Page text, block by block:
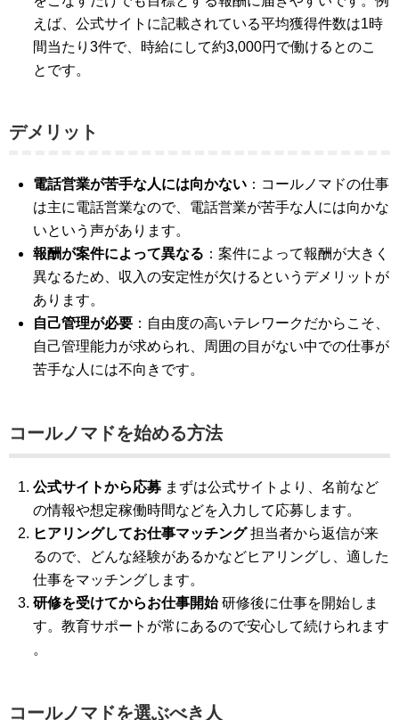
えば、公式サイトに記載されている平均獲得件数は1時
間当たり3件で、時給にして約3,000円で働けるとのこ
とです​​。
デメリット
電話営業が苦手な人には向かない ：コールノマドの仕事
は主に電話営業なので、電話営業が苦手な人には向かな
いという声があります​​​​。
報酬が案件によって異なる ：案件によって報酬が大きく
異なるため、収入の安定性が欠けるというデメリットが
あります​​。
自己管理が必要 ：自由度の高いテレワークだからこそ、
自己管理能力が求められ、周囲の目がない中での仕事が
苦手な人には不向きです​​。
コールノマドを始める方法
公式サイトから応募 まずは公式サイトより、名前など
の情報や想定稼働時間などを入力して応募します​​。
ヒアリングしてお仕事マッチング担当者から返信が来
るので、どんな経験があるかなどヒアリングし、適した
仕事をマッチングします​​。
研修を受けてからお仕事開始研修後に仕事を開始しま
す。教育サポートが常にあるので安心して続けられます​​
。
コールノマドを選ぶべき人